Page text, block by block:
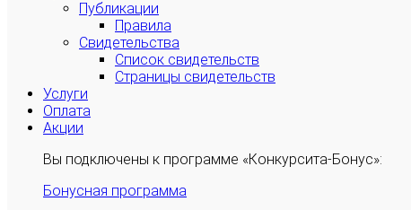
Публикации
Правила
Свидетельства
Список свидетельств
Страницы свидетельств
Услуги
Оплата
Акции
Вы подключены к программе «Конкурсита-Бонус»:
Бонусная программа